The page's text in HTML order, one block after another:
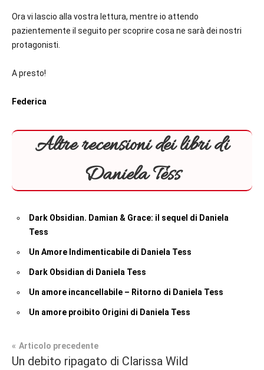
Ora vi lascio alla vostra lettura, mentre io attendo
pazientemente il seguito per scoprire cosa ne sarà dei nostri
protagonisti.
A presto!
Federica
Altre recensioni dei libri di
Daniela Tess
Dark Obsidian. Damian & Grace: il sequel di Daniela
Tess
Un Amore Indimenticabile di Daniela Tess
Dark Obsidian di Daniela Tess
Un amore incancellabile – Ritorno di Daniela Tess
Un amore proibito Origini di Daniela Tess
Tag
Recensioni
Navigazione
Articolo precedente
Un debito ripagato di Clarissa Wild